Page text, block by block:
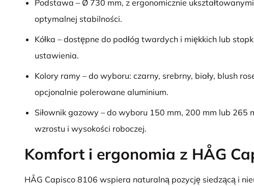
Podstawa – Ø 730 mm, z ergonomicznie
optymalnej stabilności.
Kółka – dostępne do podłóg twardych i miękkich lub
ustawienia.
Kolory ramy – do wyboru: czarny, srebrny, biały, blush
opcjonalnie polerowane aluminium.
Siłownik gazowy – do wyboru 150 mm, 200 mm lub 265
wzrostu i wysokości roboczej.
Komfort i ergonomia z HÅG
HÅG Capisco 8106 wspiera naturalną pozycję siedzącą i